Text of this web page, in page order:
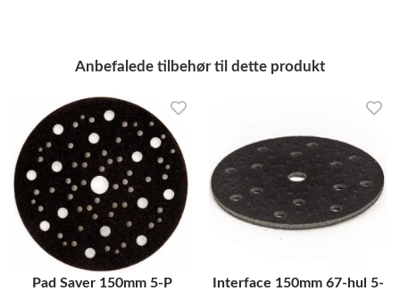
Anbefalede tilbehør til dette produkt
Pad Saver 150mm 5-P
Interface 150mm 67-hul 5-